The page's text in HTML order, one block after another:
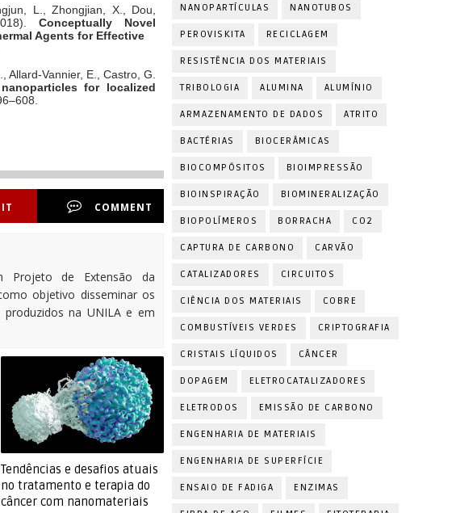
L., Zhongjian, X., Dou,
Conceptually Novel
Agents for Effective
Allard-Vannier, E., Castro, G.
for localized
COMMENT
Projeto de Extensão da
objetivo disseminar os
na UNILA e em
Tendências e desafios atuais
no tratamento e terapia do
câncer com nanomateriais
NANOPARTÍCULAS NANOTUBOS
PEROVISKITA RECICLAGEM
RESISTÊNCIA DOS MATERIAIS
TRIBOLOGIA ALUMINA ALUMÍNIO
ARMAZENAMENTO DE DADOS ATRITO
BACTÉRIAS BIOCERÂMICAS
BIOCOMPÓSITOS BIOIMPRESSÃO
BIOINSPIRAÇÃO BIOMINERALIZAÇÃO
BIOPOLÍMEROS BORRACHA CO2
CAPTURA DE CARBONO CARVÃO
CATALIZADORES CIRCUITOS
CIÊNCIA DOS MATERIAIS COBRE
COMBUSTÍVEIS VERDES CRIPTOGRAFIA
CRISTAIS LÍQUIDOS CÂNCER
DOPAGEM ELETROCATALIZADORES
ELETRODOS EMISSÃO DE CARBONO
ENGENHARIA DE MATERIAIS
ENGENHARIA DE SUPERFÍCIE
ENSAIO DE FADIGA ENZIMAS